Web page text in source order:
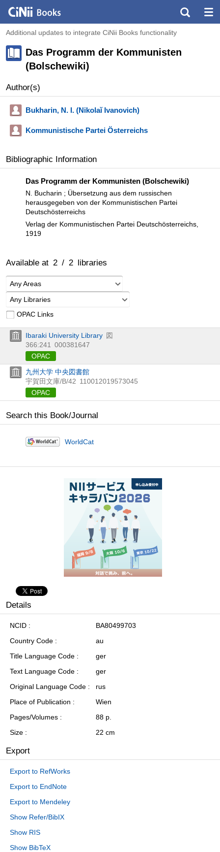
Additional updates to integrate CiNii Books functionality
Das Programm der Kommunisten
(Bolschewiki)
Author(s)
Bukharin, N. I. (Nikolaĭ Ivanovich)
Kommunistische Partei Österreichs
Bibliographic Information
Das Programm der Kommunisten (Bolschewiki)
N. Bucharin ; Übersetzung aus dem russischen
herausgegeben von der Kommunistischen Partei
Deutschösterreichs
Verlag der Kommunistischen Partei Deutschösterreichs,
1919
Available at 2 / 2 libraries
Any Areas
Any Libraries
OPAC Links
Ibaraki University Library 図
366:241
000381647
OPAC
九州大学 中央図書館
宇賀田文庫/B/42 110012019573045
OPAC
Search this Book/Journal
WorldCat
Details
NCID
BA80499703
Country Code
au
Title Language Code
ger
Text Language Code
ger
Original Language Code
rus
Place of Publication
Wien
Pages/Volumes
88 p.
Size
22 cm
Export
Export to RefWorks
Export to EndNote
Export to Mendeley
Show Refer/BibIX
Show RIS
Show BibTeX